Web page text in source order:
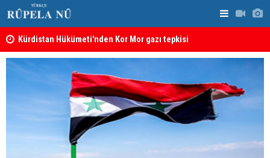
Kürdistan Hükümeti'nden Kor Mor gazı tepkisi